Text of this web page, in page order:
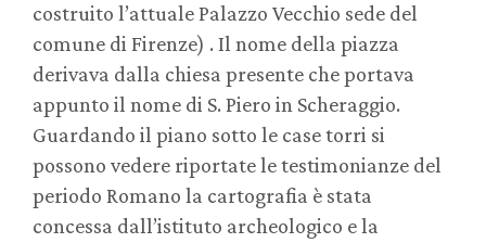
costruito l’attuale Palazzo Vecchio sede del
comune di Firenze) . Il nome della piazza
derivava dalla chiesa presente che portava
appunto il nome di S. Piero in Scheraggio.
Guardando il piano sotto le case torri si
possono vedere riportate le testimonianze del
periodo Romano la cartografia è stata
concessa dall’istituto archeologico e la